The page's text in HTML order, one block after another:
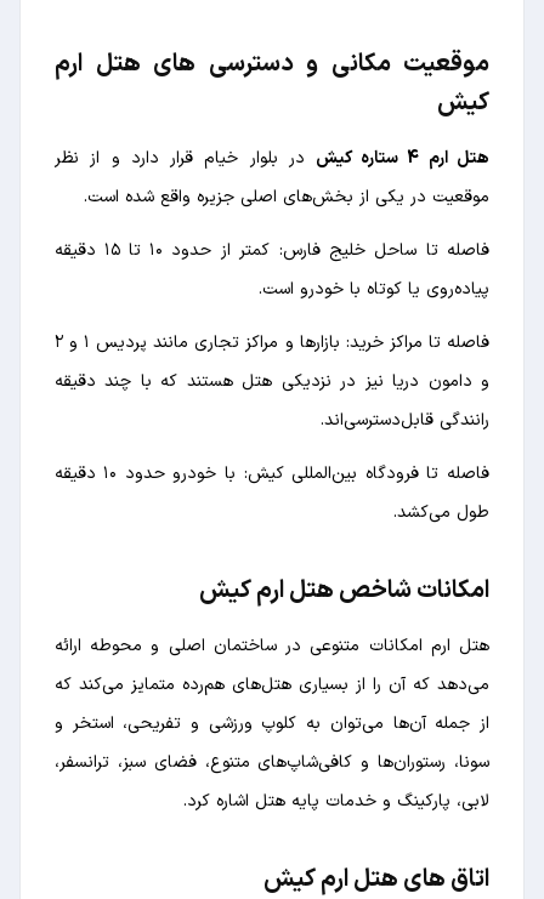
موقعیت مکانی و دسترسی های هتل ارم
کیش
هتل ارم 4 ستاره کیش
در بلوار خیام قرار دارد و از نظر
موقعیت در یکی از بخش‌های اصلی جزیره واقع شده است.
فاصله تا ساحل خلیج فارس: کمتر از حدود ۱۰ تا ۱۵ دقیقه
پیاده‌روی یا کوتاه با خودرو است.
فاصله تا مراکز خرید: بازارها و مراکز تجاری مانند پردیس ۱ و ۲
و دامون دریا نیز در نزدیکی هتل هستند که با چند دقیقه
رانندگی قابل‌دسترسی‌اند.
فاصله تا فرودگاه بین‌المللی کیش: با خودرو حدود ۱۰ دقیقه
طول می‌کشد.
امکانات شاخص هتل ارم کیش
هتل ارم امکانات متنوعی در ساختمان اصلی و محوطه ارائه
می‌دهد که آن را از بسیاری هتل‌های هم‌رده متمایز می‌کند که
از جمله آن‌ها می‌توان به کلوپ ورزشی و تفریحی، استخر و
سونا، رستوران‌ها و کافی‌شاپ‌های متنوع، فضای سبز، ترانسفر،
لابی، پارکینگ و خدمات پایه هتل اشاره کرد.
اتاق های هتل ارم کیش